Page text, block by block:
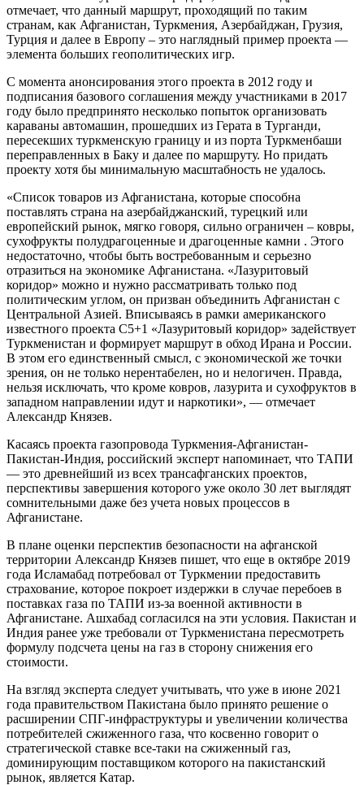
отмечает, что данный маршрут, проходящий по таким
странам, как Афганистан, Туркмения, Азербайджан, Грузия,
Турция и далее в Европу – это наглядный пример проекта —
элемента больших геополитических игр.
С момента анонсирования этого проекта в 2012 году и
подписания базового соглашения между участниками в 2017
году было предпринято несколько попыток организовать
караваны автомашин, прошедших из Герата в Турганди,
пересекших туркменскую границу и из порта Туркменбаши
переправленных в Баку и далее по маршруту. Но придать
проекту хотя бы минимальную масштабность не удалось.
«Список товаров из Афганистана, которые способна
поставлять страна на азербайджанский, турецкий или
европейский рынок, мягко говоря, сильно ограничен – ковры,
сухофрукты полудрагоценные и драгоценные камни . Этого
недостаточно, чтобы быть востребованным и серьезно
отразиться на экономике Афганистана. «Лазуритовый
коридор» можно и нужно рассматривать только под
политическим углом, он призван объединить Афганистан с
Центральной Азией. Вписываясь в рамки американского
известного проекта С5+1 «Лазуритовый коридор» задействует
Туркменистан и формирует маршрут в обход Ирана и России.
В этом его единственный смысл, с экономической же точки
зрения, он не только нерентабелен, но и нелогичен. Правда,
нельзя исключать, что кроме ковров, лазурита и сухофруктов в
западном направлении идут и наркотики», — отмечает
Александр Князев.
Касаясь проекта газопровода Туркмения-Афганистан-
Пакистан-Индия, российский эксперт напоминает, что ТАПИ
— это древнейший из всех трансафганских проектов,
перспективы завершения которого уже около 30 лет выглядят
сомнительными даже без учета новых процессов в
Афганистане.
В плане оценки перспектив безопасности на афганской
территории Александр Князев пишет, что еще в октябре 2019
года Исламабад потребовал от Туркмении предоставить
страхование, которое покроет издержки в случае перебоев в
поставках газа по ТАПИ из-за военной активности в
Афганистане. Ашхабад согласился на эти условия. Пакистан и
Индия ранее уже требовали от Туркменистана пересмотреть
формулу подсчета цены на газ в сторону снижения его
стоимости.
На взгляд эксперта следует учитывать, что уже в июне 2021
года правительством Пакистана было принято решение о
расширении СПГ-инфраструктуры и увеличении количества
потребителей сжиженного газа, что косвенно говорит о
стратегической ставке все-таки на сжиженный газ,
доминирующим поставщиком которого на пакистанский
рынок, является Катар.